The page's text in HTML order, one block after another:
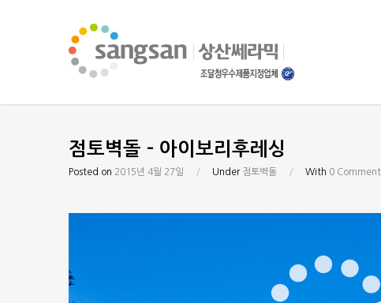
점토벽돌 – 아이보리후레싱
Posted on 2015년 4월 27일 / Under 점토벽돌 / With 0